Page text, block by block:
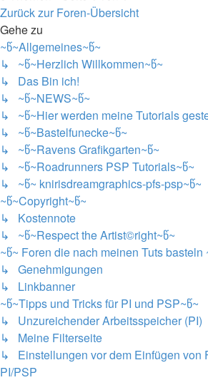
Zurück zur Foren-Übersicht
Gehe zu
~წ~Allgemeines~წ~
↳ ~წ~Herzlich Willkommen~წ~
↳ Das Bin ich!
↳ ~წ~NEWS~წ~
↳ ~წ~Hier werden meine Tutorials
↳ ~წ~Bastelfunecke~წ~
↳ ~წ~Ravens Grafikgarten~წ~
↳ ~წ~Roadrunners PSP Tutorials~წ~
↳ ~წ~ knirisdreamgraphics-pfs-psp~წ~
~წ~Copyright~წ~
↳ Kostennote
↳ ~წ~Respect the Artist©right~წ~
~წ~ Foren die nach meinen Tuts basteln
↳ Genehmigungen
↳ Linkbanner
~წ~Tipps und Tricks für PI und PSP~წ~
↳ Unzureichender Arbeitsspeicher (PI)
↳ Meine Filterseite
↳ Einstellungen vor dem Einfügen von
PI/PSP